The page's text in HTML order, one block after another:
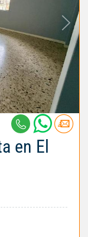
en El